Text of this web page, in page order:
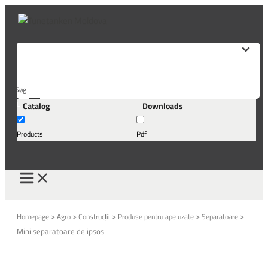
Skip
content
Søg
her...
Catalog
Products
Downloads
Pdf
Homepage >Agro >Construcții > Produse pentru ape uzate >Separatoare >
Mini separatoare de ipsos